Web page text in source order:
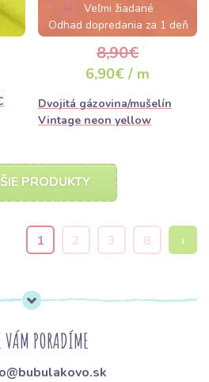
Veľmi žiadané
Odhad dopredania za 1 deň
8,90€
6,90€ / m
Dvojitá gázovina/mušelín
Vintage neon yellow
PRODUKTY
1 2 3 8 ›
PORADÍME